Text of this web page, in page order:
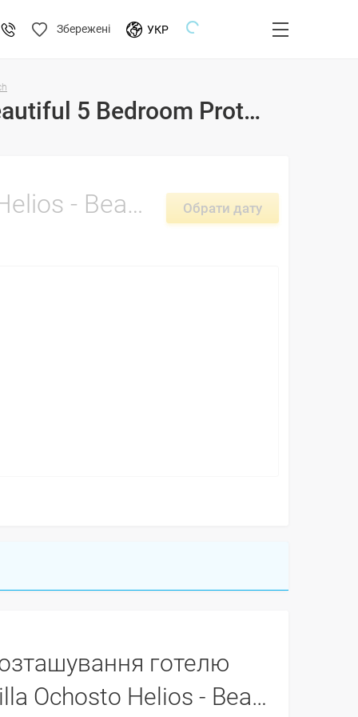
Збережені УКР
Тури і ціни на відпочинок в готелі Villa Ochosto Helios - Beautiful 5 Bedroom Protaras Villa - Walking Distance To Fig Tree Bay Beach - 2026-2027 Кипр, Протарас
Villa Ochosto Helios - Beautiful 5 Bedroom Protaras Villa - Walking Distance To Fig Tree Bay Beach - Обрати дату
готелю
Helios - Beautiful 5 Bedroom Protaras Villa - Walking Distance To Fig Tree Bay Beach -